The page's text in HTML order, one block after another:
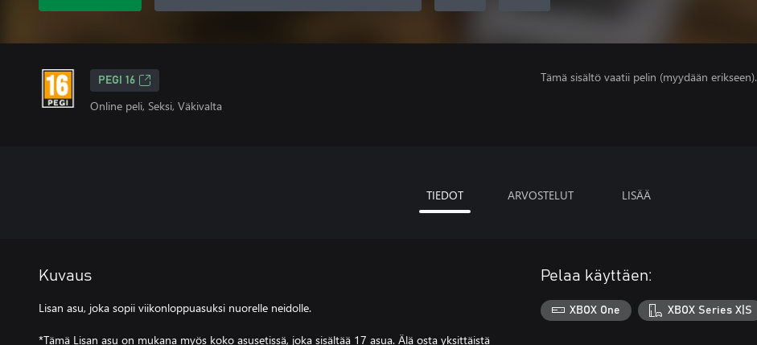
PEGI 16
Online peli, Seksi, Väkivalta
Tämä sisältö vaatii pelin (myydään erikseen).
TIEDOT ARVOSTELUT LISÄÄ
Kuvaus
Lisan asu, joka sopii viikonloppuasuksi nuorelle neidolle.
*Tämä Lisan asu on mukana myös koko asusetissä, joka sisältää 17 asua. Älä osta yksittäistä
Pelaa käyttäen:
XBOX One XBOX Series X|S